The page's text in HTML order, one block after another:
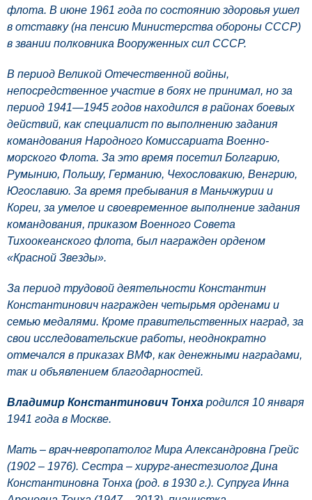
флота. В июне 1961 года по состоянию здоровья ушел
в отставку (на пенсию Министерства обороны СССР)
в звании полковника Вооруженных сил СССР.
В период Великой Отечественной войны,
непосредственное участие в боях не принимал, но за
период 1941—1945 годов находился в районах боевых
действий, как специалист по выполнению задания
командования Народного Комиссариата Военно-
морского Флота. За это время посетил Болгарию,
Румынию, Польшу, Германию, Чехословакию, Венгрию,
Югославию. За время пребывания в Маньчжурии и
Кореи, за умелое и своевременное выполнение задания
командования, приказом Военного Совета
Тихоокеанского флота, был награжден орденом
«Красной Звезды».
За период трудовой деятельности Константин
Константинович награжден четырьмя орденами и
семью медалями. Кроме правительственных наград, за
свои исследовательские работы, неоднократно
отмечался в приказах ВМФ, как денежными наградами,
так и объявлением благодарностей.
Владимир Константинович Тонха родился 10 января
1941 года в Москве.
Мать – врач-невропатолог Мира Александровна Грейс
(1902 – 1976). Сестра – хирург-анестезиолог Дина
Константиновна Тонха (род. в 1930 г.). Супруга Инна